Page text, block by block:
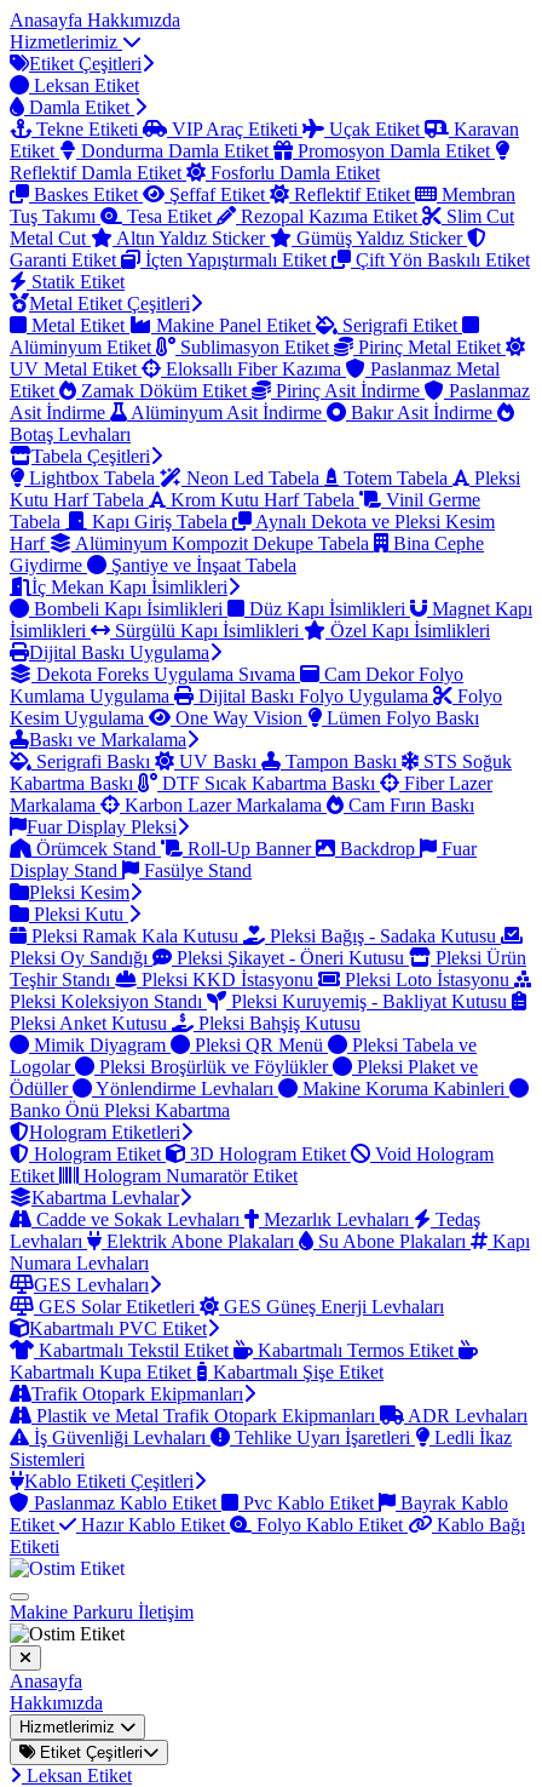
Anasayfa Hakkımızda
Hizmetlerimiz
Etiket Çeşitleri
Leksan Etiket
Damla Etiket
Tekne Etiketi
VIP Araç Etiketi Uçak Etiket
Karavan
Etiket
Dondurma Damla Etiket
Promosyon Damla Etiket
Reflektif Damla Etiket
Fosforlu Damla Etiket
Baskes Etiket
Şeffaf Etiket Reflektif Etiket
Membran
Tuş Takımı
Tesa Etiket Rezopal Kazıma Etiket
Slim Cut
Metal Cut
Altın Yaldız Sticker
Gümüş Yaldız Sticker
Garanti Etiket
İçten Yapıştırmalı Etiket
Çift Yön Baskılı Etiket
Statik Etiket
Metal Etiket Çeşitleri
Metal Etiket
Makine Panel Etiket
Serigrafi Etiket
Alüminyum Etiket
Sublimasyon Etiket
Pirinç Metal Etiket
UV Metal Etiket
Eloksallı Fiber Kazıma
Paslanmaz Metal
Etiket
Zamak Döküm Etiket Pirinç Asit İndirme
Paslanmaz
Asit İndirme
Alüminyum Asit İndirme
Bakır Asit İndirme
Botaş Levhaları
Tabela Çeşitleri
Lightbox Tabela
Neon Led Tabela Totem Tabela
Pleksi
Kutu Harf Tabela
Krom Kutu Harf Tabela
Vinil Germe
Tabela
Kapı Giriş Tabela
Aynalı Dekota ve Pleksi Kesim
Harf
Alüminyum Kompozit Dekupe Tabela
Bina Cephe
Giydirme
Şantiye ve İnşaat Tabela
İç Mekan Kapı İsimlikleri
Bombeli Kapı İsimlikleri
Düz Kapı İsimlikleri
Magnet Kapı
İsimlikleri
Sürgülü Kapı İsimlikleri
Özel Kapı İsimlikleri
Dijital Baskı Uygulama
Dekota Foreks Uygulama Sıvama
Cam Dekor Folyo
Kumlama Uygulama
Dijital Baskı Folyo Uygulama
Folyo
Kesim Uygulama
One Way Vision
Lümen Folyo Baskı
Baskı ve Markalama
Serigrafi Baskı
UV Baskı Tampon Baskı
STS Soğuk
Kabartma Baskı
DTF Sıcak Kabartma Baskı
Fiber Lazer
Markalama
Karbon Lazer Markalama
Cam Fırın Baskı
Fuar Display Pleksi
Örümcek Stand
Roll-Up Banner Backdrop
Fuar
Display Stand
Fasülye Stand
Pleksi Kesim
Pleksi Kutu
Pleksi Ramak Kala Kutusu
Pleksi Bağış - Sadaka Kutusu
Pleksi Oy Sandığı
Pleksi Şikayet - Öneri Kutusu
Pleksi Ürün
Teşhir Standı
Pleksi KKD İstasyonu
Pleksi Loto İstasyonu
Pleksi Koleksiyon Standı
Pleksi Kuruyemiş - Bakliyat Kutusu
Pleksi Anket Kutusu
Pleksi Bahşiş Kutusu
Mimik Diyagram
Pleksi QR Menü
Pleksi Tabela ve
Logolar
Pleksi Broşürlük ve Föylükler
Pleksi Plaket ve
Ödüller
Yönlendirme Levhaları
Makine Koruma Kabinleri
Banko Önü Pleksi Kabartma
Hologram Etiketleri
Hologram Etiket
3D Hologram Etiket
Void Hologram
Etiket
Hologram Numaratör Etiket
Kabartma Levhalar
Cadde ve Sokak Levhaları
Mezarlık Levhaları
Tedaş
Levhaları
Elektrik Abone Plakaları Su Abone Plakaları
Kapı
Numara Levhaları
GES Levhaları
GES Solar Etiketleri
GES Güneş Enerji Levhaları
Kabartmalı PVC Etiket
Kabartmalı Tekstil Etiket
Kabartmalı Termos Etiket
Kabartmalı Kupa Etiket
Kabartmalı Şişe Etiket
Trafik Otopark Ekipmanları
Plastik ve Metal Trafik Otopark Ekipmanları
ADR Levhaları
İş Güvenliği Levhaları
Tehlike Uyarı İşaretleri
Ledli İkaz
Sistemleri
Kablo Etiketi Çeşitleri
Paslanmaz Kablo Etiket
Pvc Kablo Etiket
Bayrak Kablo
Etiket
Hazır Kablo Etiket Folyo Kablo Etiket
Kablo Bağı
Etiketi
Makine Parkuru İletişim
Anasayfa
Hakkımızda
Hizmetlerimiz
Etiket Çeşitleri
Leksan Etiket